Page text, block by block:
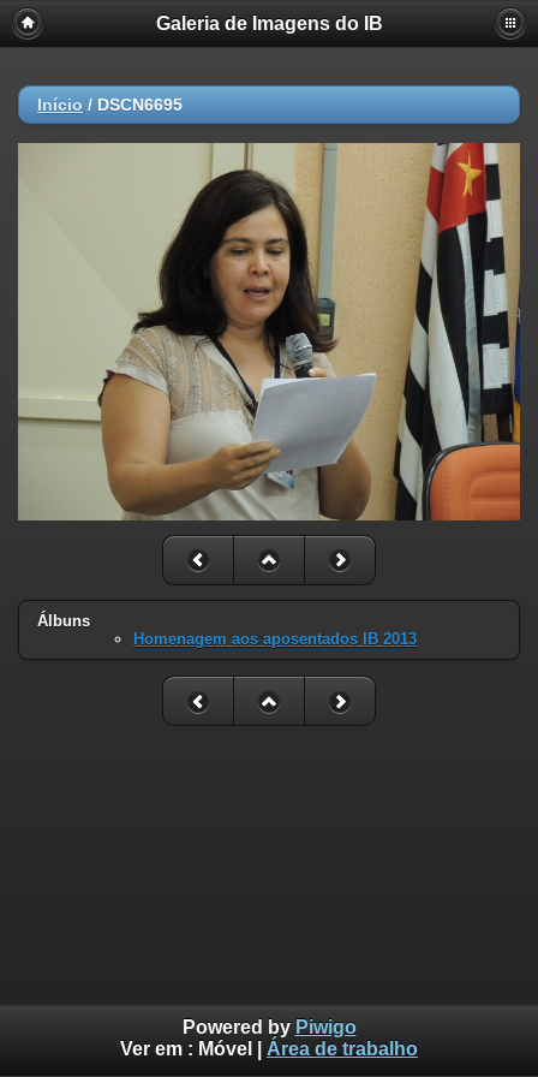
Galeria de Imagens do IB
Início / DSCN6695
Álbuns
Homenagem aos aposentados IB 2013
Powered by Piwigo
Ver em : Móvel Área de trabalho